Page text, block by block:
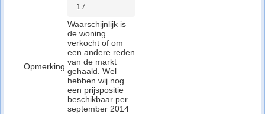
17
Opmerking
Waarschijnlijk is
de woning
verkocht of om
een andere reden
van de markt
gehaald. Wel
hebben wij nog
een prijspositie
beschikbaar per
september 2014